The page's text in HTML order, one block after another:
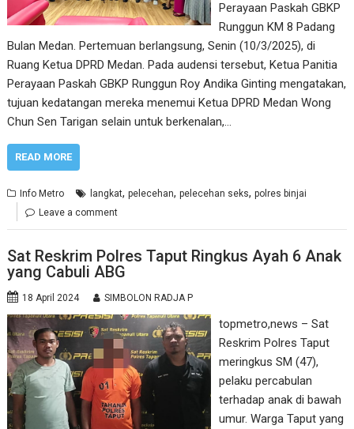
Perayaan Paskah GBKP
Runggun KM 8 Padang
Bulan Medan. Pertemuan berlangsung, Senin (10/3/2025), di
Ruang Ketua DPRD Medan. Pada audensi tersebut, Ketua Panitia
Perayaan Paskah GBKP Runggun Roy Andika Ginting mengatakan,
tujuan kedatangan mereka menemui Ketua DPRD Medan Wong
Chun Sen Tarigan selain untuk berkenalan,…
READ MORE
Info Metro langkat,pelecehan,pelecehan seks,polres binjai
Leave a comment
Sat Reskrim Polres Taput Ringkus Ayah 6 Anak
yang Cabuli ABG
18 April 2024 SIMBOLON RADJA P
topmetro,news – Sat
Reskrim Polres Taput
meringkus SM (47),
pelaku percabulan
terhadap anak di bawah
umur. Warga Taput yang